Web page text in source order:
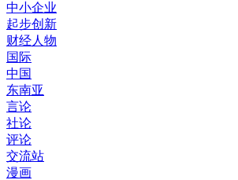
中小企业
起步创新
财经人物
国际
中国
东南亚
言论
社论
评论
交流站
漫画